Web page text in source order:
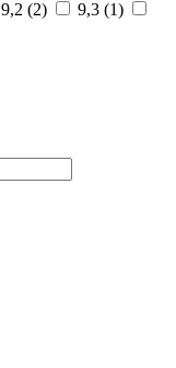
9,2 (2) 9,3 (1)